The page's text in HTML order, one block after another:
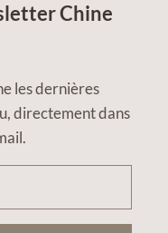
Chine
les dernières
directement dans